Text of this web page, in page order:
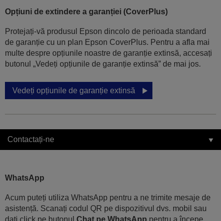
Opțiuni de extindere a garanției (CoverPlus)
Protejați-vă produsul Epson dincolo de perioada standard
de garanție cu un plan Epson CoverPlus. Pentru a afla mai
multe despre opțiunile noastre de garanție extinsă, accesați
butonul „Vedeți opțiunile de garanție extinsă” de mai jos.
Vedeți opțiunile de garanție extinsă
Contactați-ne
WhatsApp
Acum puteți utiliza WhatsApp pentru a ne trimite mesaje de
asistență. Scanați codul QR pe dispozitivul dvs. mobil sau